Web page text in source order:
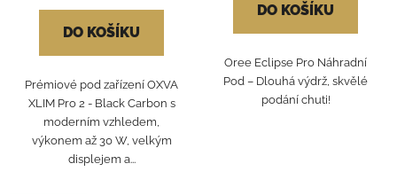
DO KOŠÍKU
Prémiové pod zařízení OXVA
XLIM Pro 2 - Black Carbon s
moderním vzhledem,
výkonem až 30 W, velkým
displejem a...
DO KOŠÍKU
Oree Eclipse Pro Náhradní
Pod – Dlouhá výdrž, skvělé
podání chuti!